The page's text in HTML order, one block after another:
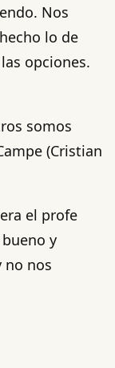
Nos
lo de
opciones.
somos
(Cristian
el profe
y
no nos